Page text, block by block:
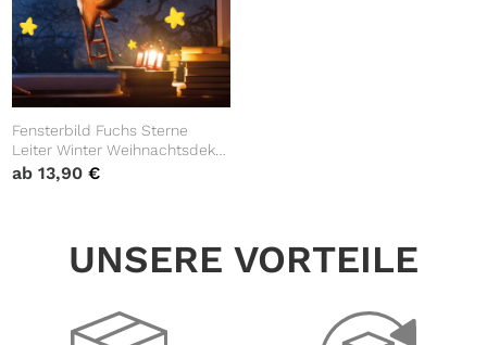
Fensterbild Fuchs Sterne
Leiter Winter Weihnachtsdeko
Mond Kinderzimmer Fenster
ab13,90€
UNSERE VORTEILE